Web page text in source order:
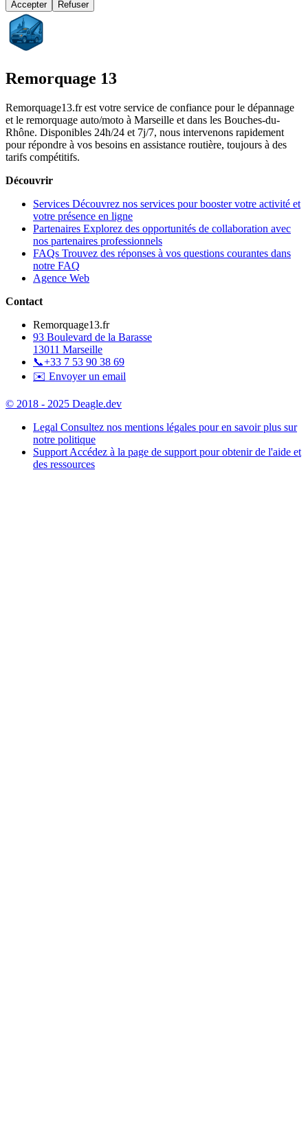
Accepter Refuser
Remorquage 13
Remorquage13.fr est votre service de confiance pour le dépannage
et le remorquage auto/moto à Marseille et dans les Bouches-du-
Rhône. Disponibles 24h/24 et 7j/7, nous intervenons rapidement
pour répondre à vos besoins en assistance routière, toujours à des
tarifs compétitifs.
Découvrir
Services Découvrez nos services pour booster votre activité et
votre présence en ligne
Partenaires Explorez des opportunités de collaboration avec
nos partenaires professionnels
FAQs Trouvez des réponses à vos questions courantes dans
notre FAQ
Agence Web
Contact
Remorquage13.fr
93 Boulevard de la Barasse
13011 Marseille
📞+33 7 53 90 38 69
✉️ Envoyer un email
© 2018 - 2025 Deagle.dev
Legal Consultez nos mentions légales pour en savoir plus sur
notre politique
Support Accédez à la page de support pour obtenir de l'aide et
des ressources